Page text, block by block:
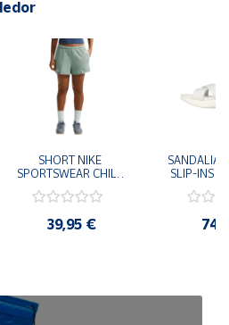
SHORT NIKE
SPORTSWEAR CHILL
006 PANTALONES
39,95 €
SANDALIAS
SLIP-INS